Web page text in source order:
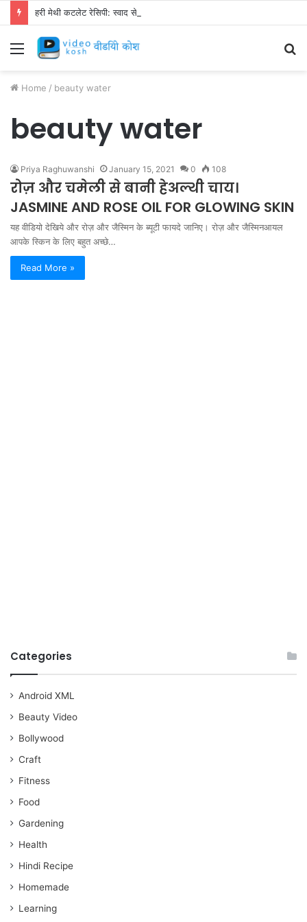
हरी मेथी कटलेट रेसिपी: स्वाद से भरपूर और स्वस्थ नाश्ता बनाएं!
Menu
Home / beauty water
beauty water
Priya Raghuwanshi January 15, 2021 0 108
रोज़ और चमेली से बानी हेअल्थी चाय।
JASMINE AND ROSE OIL FOR GLOWING SKIN
यह वीडियो देखिये और रोज़ और जैस्मिन के ब्यूटी फायदे जानिए। रोज़ और जैस्मिनआयल
आपके स्किन के लिए बहुत अच्छे…
Read More »
Categories
Android XML
Beauty Video
Bollywood
Craft
Fitness
Food
Gardening
Health
Hindi Recipe
Homemade
Learning